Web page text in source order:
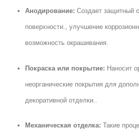
Анодирование: Создает защитный
поверхности., улучшение
возможность окрашивания.
Покраска или покрытие: Наносит
неорганические покрытия для
декоративной отделки..
Механическая отделка: Такие